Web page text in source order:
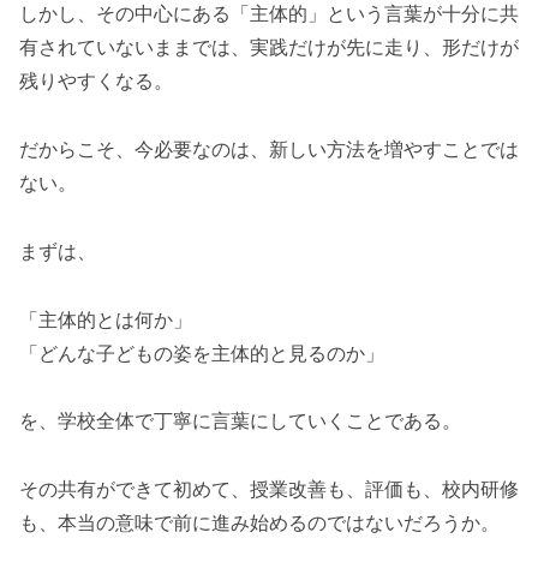
しかし、その中心にある「主体的」という言葉が十分に共
有されていないままでは、実践だけが先に走り、形だけが
残りやすくなる。
だからこそ、今必要なのは、新しい方法を増やすことでは
ない。
まずは、
「主体的とは何か」
「どんな子どもの姿を主体的と見るのか」
を、学校全体で丁寧に言葉にしていくことである。
その共有ができて初めて、授業改善も、評価も、校内研修
も、本当の意味で前に進み始めるのではないだろうか。